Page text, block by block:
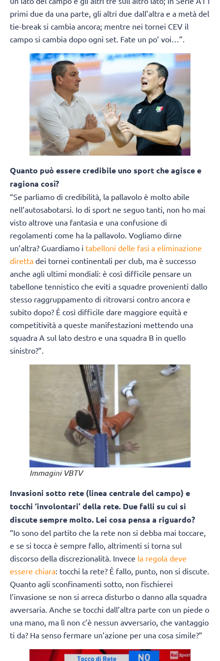
primi due da una parte, gli altri due dall’altra e a metà del
tie-break si cambia ancora; mentre nei tornei CEV il
campo si cambia dopo ogni set. Fate un po’ voi…”.
Quanto può essere credibile uno sport che agisce e
ragiona così?
“Se parliamo di credibilità, la pallavolo è molto abile
nell’autosabotarsi. Io di sport ne seguo tanti, non ho mai
visto altrove una fantasia e una confusione di
regolamenti come ha la pallavolo. Vogliamo dirne
un’altra? Guardiamo i tabelloni delle fasi a eliminazione
diretta dei tornei continentali per club, ma è successo
anche agli ultimi mondiali: è così difficile pensare un
tabellone tennistico che eviti a squadre provenienti dallo
stesso raggruppamento di ritrovarsi contro ancora e
subito dopo? È così difficile dare maggiore equità e
competitività a queste manifestazioni mettendo una
squadra A sul lato destro e una squadra B in quello
sinistro?”.
Immagini VBTV
Invasioni sotto rete (linea centrale del campo) e
tocchi ‘involontari’ della rete. Due falli su cui si
discute sempre molto. Lei cosa pensa a riguardo?
“Io sono del partito che la rete non si debba mai toccare,
e se si tocca è sempre fallo, altrimenti si torna sul
discorso della discrezionalità. Invece la regola deve
essere chiara: tocchi la rete? È fallo, punto, non si discute.
Quanto agli sconfinamenti sotto, non fischierei
l’invasione se non si arreca disturbo o danno alla squadra
avversaria. Anche se tocchi dall’altra parte con un piede o
una mano, ma lì non c’è nessun avversario, che vantaggio
ti da? Ha senso fermare un’azione per una cosa simile?”